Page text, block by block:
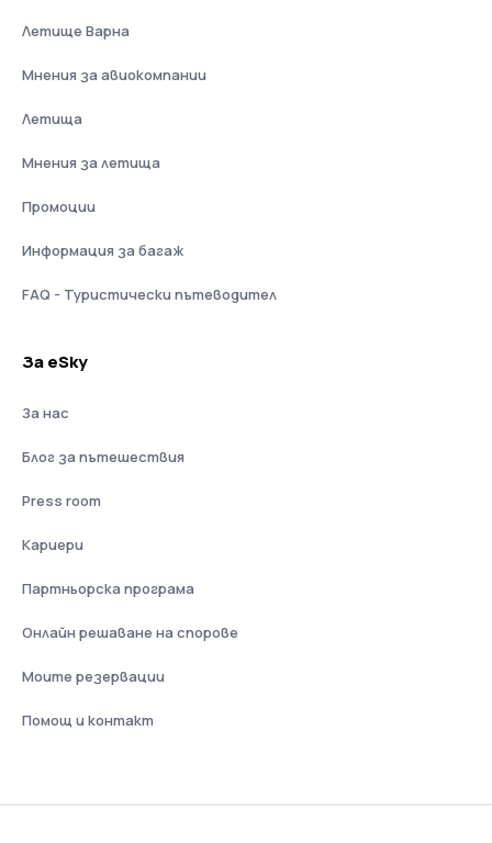
Летище Варна
Мнения за авиокомпании
Летища
Мнения за летища
Промоции
Информация за багаж
FAQ - Туристически пътеводител
За eSky
За нас
Блог за пътешествия
Press room
Кариери
Партньорска програма
Онлайн решаване на спорове
Моите резервации
Помощ и контакт